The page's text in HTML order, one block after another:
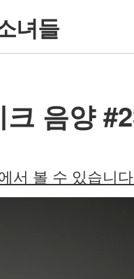
녀들
음양
서 볼 수 있습니